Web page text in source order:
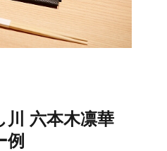
六本木凛華
例